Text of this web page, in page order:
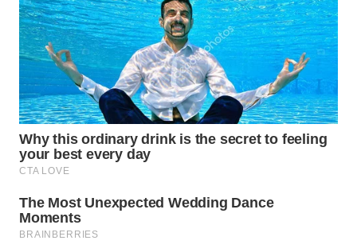
TV
WAHANANEWS
ID
WAHANANEWS
CO ID
WAHANANEWS
WAHANA
SPORT